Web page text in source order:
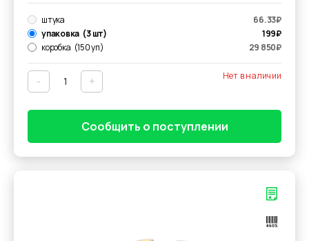
штука 66.33₽
упаковка (3 шт) 199₽
коробка (150 уп) 29 850₽
- + Нет в наличии
Сообщить о поступлении